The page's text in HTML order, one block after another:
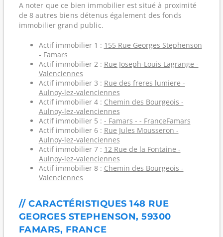
A noter que ce bien immobilier est situé à proximité
de 8 autres biens détenus également des fonds
immobilier grand public.
Actif immobilier 1 : 155 Rue Georges Stephenson
- Famars
Actif immobilier 2 : Rue Joseph-Louis Lagrange -
Valenciennes
Actif immobilier 3 : Rue des freres lumiere -
Aulnoy-lez-valenciennes
Actif immobilier 4 : Chemin des Bourgeois -
Aulnoy-lez-valenciennes
Actif immobilier 5 : - Famars - - FranceFamars
Actif immobilier 6 : Rue Jules Mousseron -
Aulnoy-lez-valenciennes
Actif immobilier 7 : 12 Rue de la Fontaine -
Aulnoy-lez-valenciennes
Actif immobilier 8 : Chemin des Bourgeois -
Valenciennes
// CARACTÉRISTIQUES 148 RUE
GEORGES STEPHENSON, 59300
FAMARS, FRANCE